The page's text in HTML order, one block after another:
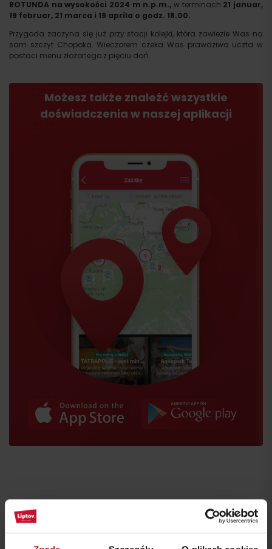
ROTUNDA na wysokości 2024 m n.p.m., w terminach 21 januar,
19 februar, 21 marca i 19 apríla o godz. 18.00.
Przygoda zaczyna się już przy stacji kolejki, która zawiezie Was na
sam szczyt Chopoka. Wieczorem czeka Was prawdziwa uczta w
postaci menu złożonego z pięciu dań.
Możesz także znaleźć wszystkie
doświadczenia w naszej aplikacji
Gdzie jeść i pić w pobliżu: